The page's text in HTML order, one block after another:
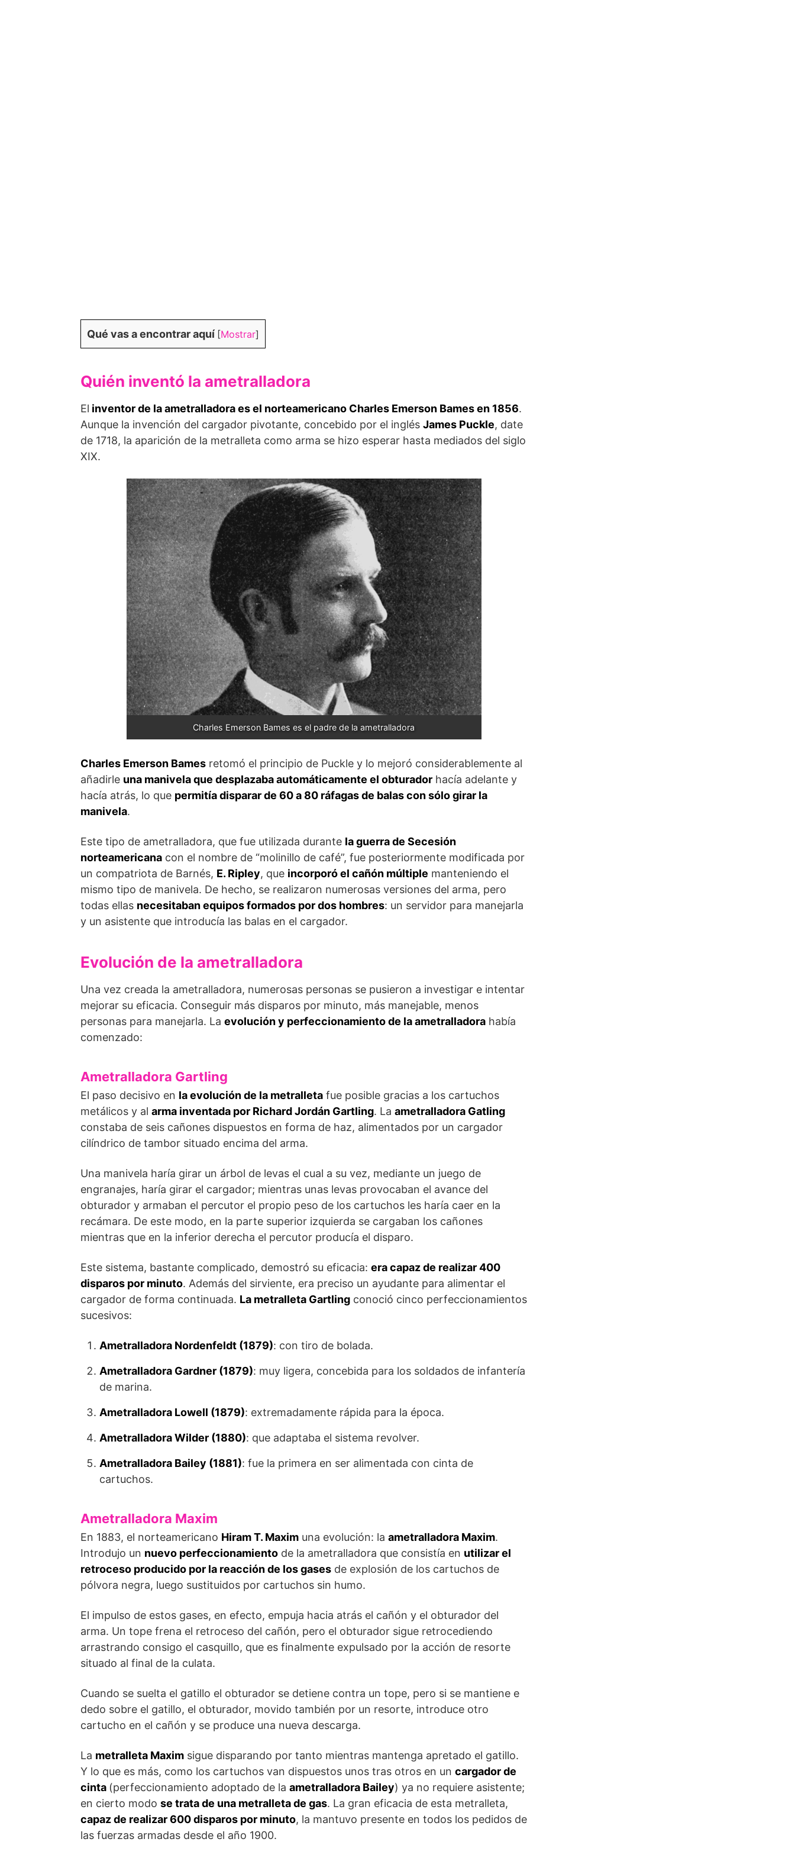
Qué vas a encontrar aquí [Mostrar]
Quién inventó la ametralladora
El inventor de la ametralladora es el norteamericano Charles Emerson Bames en 1856.
Aunque la invención del cargador pivotante, concebido por el inglés James Puckle, date
de 1718, la aparición de la metralleta como arma se hizo esperar hasta mediados del siglo
XIX.
Charles Emerson Bames es el padre de la ametralladora
Charles Emerson Bames retomó el principio de Puckle y lo mejoró considerablemente al
añadirle una manivela que desplazaba automáticamente el obturador hacía adelante y
hacía atrás, lo que permitía disparar de 60 a 80 ráfagas de balas con sólo girar la
manivela.
Este tipo de ametralladora, que fue utilizada durante la guerra de Secesión
norteamericana con el nombre de “molinillo de café”, fue posteriormente modificada por
un compatriota de Bar­nés, E. Ripley, que incorporó el cañón múltiple manteniendo el
mismo tipo de manivela. De hecho, se realizaron numerosas versiones del arma, pero
todas ellas necesitaban equipos formados por dos hombres: un servidor para manejarla
y un asistente que introducía las balas en el cargador.
Evolución de la ametralladora
Una vez creada la ametralladora, numerosas personas se pusieron a investigar e intentar
mejorar su eficacia. Conseguir más disparos por minuto, más manejable, menos
personas para manejarla. La evolución y perfeccionamiento de la ametralladora había
comenzado:
Ametralladora Gartling
El paso decisivo en la evolución de la metralleta fue posible gracias a los cartuchos
metálicos y al arma inventada por Richard Jordán Gartling. La ametralladora Gatling
constaba de seis cañones dispuestos en forma de haz, alimentados por un cargador
cilíndrico de tambor situado encima del arma.
Una manivela haría girar un árbol de levas el cual a su vez, mediante un juego de
engranajes, haría girar el cargador; mientras unas levas provocaban el avance del
obturador y armaban el percutor el propio peso de los cartuchos les haría caer en la
recámara. De este modo, en la parte superior izquierda se cargaban los cañones
mientras que en la inferior derecha el percutor producía el disparo.
Este sistema, bastante complicado, demostró su eficacia: era capaz de realizar 400
disparos por minuto. Además del sirviente, era preciso un ayudante para alimentar el
cargador de forma continuada. La metralleta Gartling conoció cinco perfeccionamientos
sucesivos:
Ametralladora Nordenfeldt (1879): con tiro de bolada.
Ametralladora Gardner (1879): muy ligera, concebida para los soldados de infantería
de marina.
Ametralladora Lowell (1879): extremadamente rápida para la época.
Ametralladora Wilder (1880): que adaptaba el sistema revolver.
Ametralladora Bailey (1881): fue la primera en ser alimentada con cinta de
cartuchos.
Ametralladora Maxim
En 1883, el norteamericano Hiram T. Maxim una evolución: la ametralladora Maxim.
Introdujo un nuevo perfeccionamiento de la ametralladora que consistía en utilizar el
retroceso producido por la reacción de los gases de explosión de los cartuchos de
pólvora negra, luego sustituidos por cartuchos sin humo.
El impulso de estos gases, en efecto, empuja hacia atrás el cañón y el obturador del
arma. Un tope frena el retroceso del cañón, pero el obturador sigue retrocediendo
arrastrando consigo el casquillo, que es finalmente expulsado por la acción de resorte
situado al final de la culata.
Cuando se suelta el gatillo el obturador se detiene contra un tope, pero si se mantiene e
dedo sobre el gatillo, el obturador, movido también por un resorte, introduce otro
cartucho en el cañón y se produce una nueva descarga.
La metralleta Maxim sigue disparando por tanto mientras mantenga apretado el gatillo.
Y lo que es más, como los cartuchos van dispuestos unos tras otros en un cargador de
cinta (perfeccionamiento adoptado de la ametralladora Bailey) ya no re­quiere asistente;
en cierto modo se trata de una metralleta de gas. La gran eficacia de esta metralleta,
capaz de realizar 600 disparos por minuto, la mantuvo presente en todos los pedidos de
las fuerzas armadas desde el año 1900.